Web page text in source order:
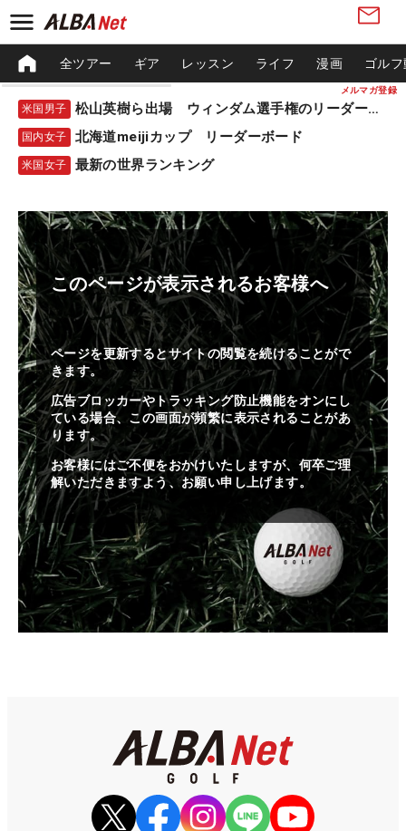
メルマガ登録
全ツアー ギア レッスン ライフ 漫画 ゴル
米国男子 松山英樹ら出場 ウィンダム選手権のリーダーボード
国内女子 北海道meijiカップ リーダーボード
米国女子 最新の世界ランキング
このページが表示されるお客様へ
ページを更新するとサイトの閲覧を続けることがで
きます。
広告ブロッカーやトラッキング防止機能をオンにし
ている場合、この画面が頻繁に表示されることがあ
ります。
お客様にはご不便をおかけいたしますが、何卒ご理
解いただきますよう、お願い申し上げます。